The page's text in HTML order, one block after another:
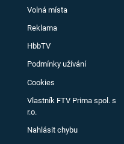
Volná místa
Reklama
HbbTV
Podmínky užívání
Cookies
Vlastník FTV Prima spol. s
r.o.
Nahlásit chybu